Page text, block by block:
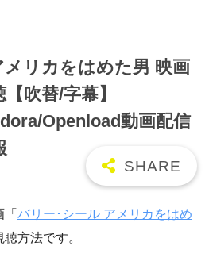
リカをはめた男 映画
吹替/字幕】
Openload動画配信
バリー･シール アメリカをはめ
方法です。